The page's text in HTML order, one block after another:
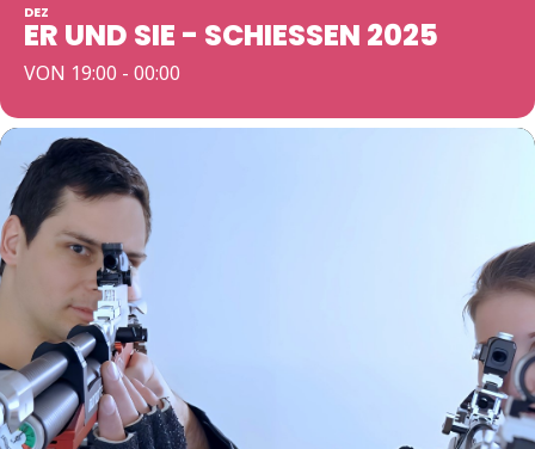
DEZ
ER UND SIE - SCHIESSEN 2025
VON 19:00 - 00:00